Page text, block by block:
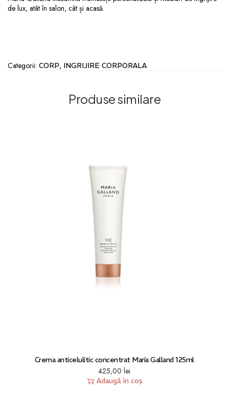
de lux, atât în salon, cât și acasă.
Categorii: CORP, INGRIJIRE CORPORALA
Produse similare
Crema anticelulitic concentrat Maria Galland 125ml
425,00lei
Adaugă în coș